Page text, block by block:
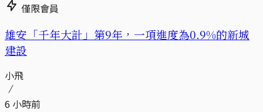
僅限會員
​​雄安「千年大計」第9年，一項進度為0.9%的新城
建設
小飛
6 小時前